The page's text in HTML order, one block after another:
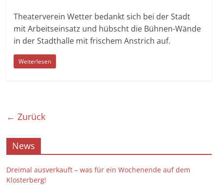
Theaterverein Wetter bedankt sich bei der Stadt
mit Arbeitseinsatz und hübscht die Bühnen-Wände
in der Stadthalle mit frischem Anstrich auf.
Weiterlesen
← Zurück
News
Dreimal ausverkauft – was für ein Wochenende auf dem
Klosterberg!